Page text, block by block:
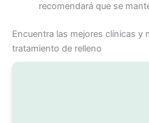
recomendará que se
Encuentra las mejores clínicas y
tratamiento de relleno